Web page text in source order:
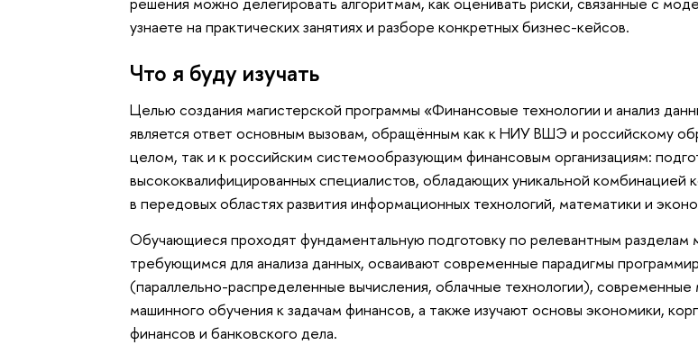
узнаете на практических занятиях и разборе конкретных бизнес-кейсов.
Что я буду изучать
Целью создания магистерской программы «Финансовые технологии и анализ
является ответ основным вызовам, обращённым как к НИУ ВШЭ и российскому
целом, так и к российским системообразующим финансовым организациям:
высококвалифицированных специалистов, обладающих уникальной комбинацией
в передовых областях развития информационных технологий, математики и
Обучающиеся проходят фундаментальную подготовку по релевантным разделам
требующимся для анализа данных, осваивают современные парадигмы
(параллельно-распределенные вычисления, облачные технологии),
машинного обучения к задачам финансов, а также изучают основы экономики,
финансов и банковского дела.